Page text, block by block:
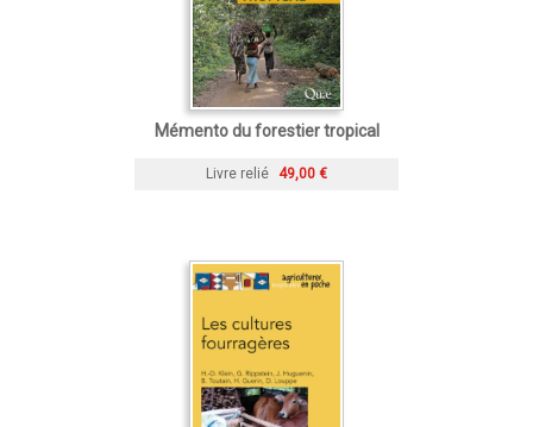
Mémento du forestier tropical
Livre relié 49,00 €